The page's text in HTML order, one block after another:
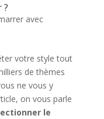
?
avec
votre style tout
de thèmes
ne vous y
on vous parle
le